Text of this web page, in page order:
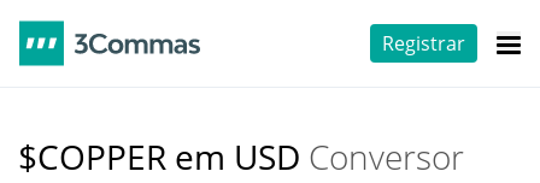
Registrar
$COPPER em USD Conversor